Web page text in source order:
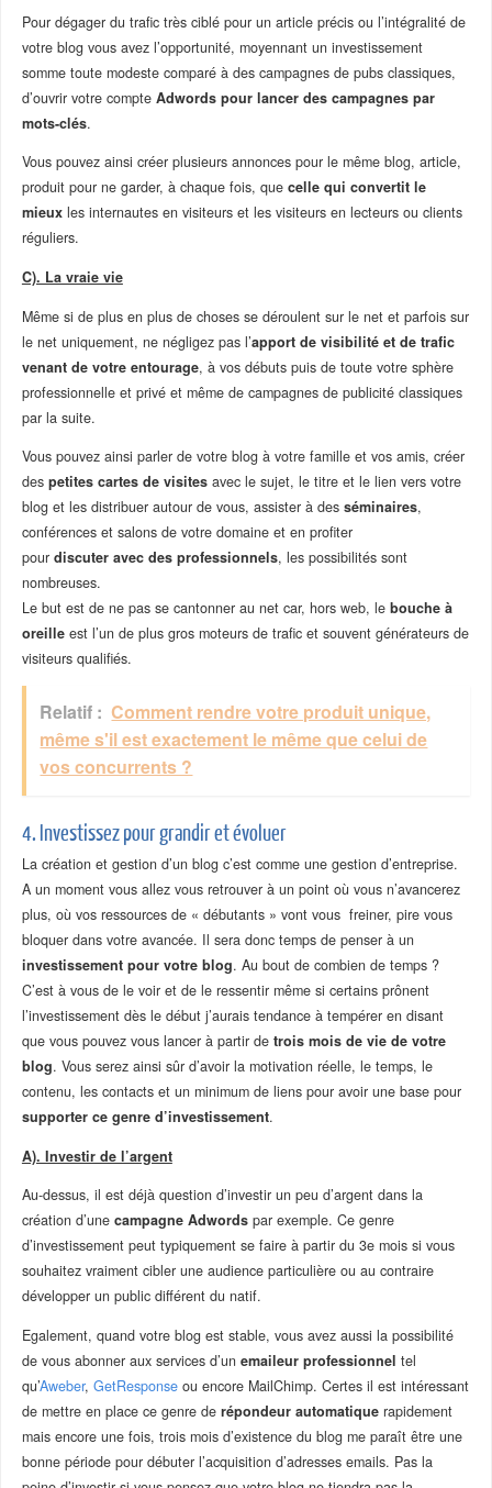
Pour dégager du trafic très ciblé pour un article précis ou l’intégralité de
votre blog vous avez l’opportunité, moyennant un investissement
somme toute modeste comparé à des campagnes de pubs classiques,
d’ouvrir votre compte Adwords pour lancer des campagnes par
mots-clés.
Vous pouvez ainsi créer plusieurs annonces pour le même blog, article,
produit pour ne garder, à chaque fois, que celle qui convertit le
mieuxles internautes en visiteurs et les visiteurs en lecteurs ou clients
réguliers.
C). La vraie vie
Même si de plus en plus de choses se déroulent sur le net et parfois sur
le net uniquement, ne négligez pas l’apport de visibilité et de trafic
venant de votre entourage, à vos débuts puis de toute votre sphère
professionnelle et privé et même de campagnes de publicité classiques
par la suite.
Vous pouvez ainsi parler de votre blog à votre famille et vos amis, créer
des petites cartes de visitesavec le sujet, le titre et le lien vers votre
blog et les distribuer autour de vous, assister à des séminaires,
conférences et salons de votre domaine et en profiter
pour discuter avec des professionnels, les possibilités sont
nombreuses.
Le but est de ne pas se cantonner au net car, hors web, le bouche à
oreilleest l’un de plus gros moteurs de trafic et souvent générateurs de
visiteurs qualifiés.
Relatif : Comment rendre votre produit unique,
même s'il est exactement le même que celui de
vos concurrents ?
4. Investissez pour grandir et évoluer
La création et gestion d’un blog c’est comme une gestion d’entreprise.
A un moment vous allez vous retrouver à un point où vous n’avancerez
plus, où vos ressources de « débutants » vont vous freiner, pire vous
bloquer dans votre avancée. Il sera donc temps de penser à un
investissement pour votre blog. Au bout de combien de temps ?
C’est à vous de le voir et de le ressentir même si certains prônent
l’investissement dès le début j’aurais tendance à tempérer en disant
que vous pouvez vous lancer à partir de trois mois de vie de votre
blog. Vous serez ainsi sûr d’avoir la motivation réelle, le temps, le
contenu, les contacts et un minimum de liens pour avoir une base pour
supporter ce genre d’investissement.
A). Investir de l’argent
Au-dessus, il est déjà question d’investir un peu d’argent dans la
création d’une campagne Adwordspar exemple. Ce genre
d’investissement peut typiquement se faire à partir du 3e mois si vous
souhaitez vraiment cibler une audience particulière ou au contraire
développer un public différent du natif.
Egalement, quand votre blog est stable, vous avez aussi la possibilité
de vous abonner aux services d’un emaileur professionnel tel
qu’Aweber, GetResponseou encore MailChimp. Certes il est intéressant
de mettre en place ce genre de répondeur automatiquerapidement
mais encore une fois, trois mois d’existence du blog me paraît être une
bonne période pour débuter l’acquisition d’adresses emails. Pas la